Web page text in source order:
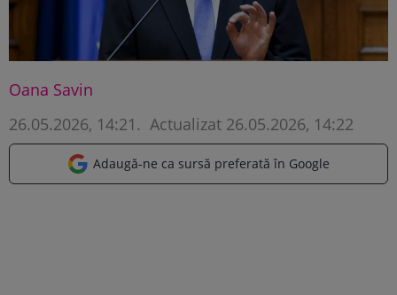
Oana Savin
26.05.2026, 14:21 . Actualizat 26.05.2026, 14:22
Adaugă-ne ca sursă preferată în Google